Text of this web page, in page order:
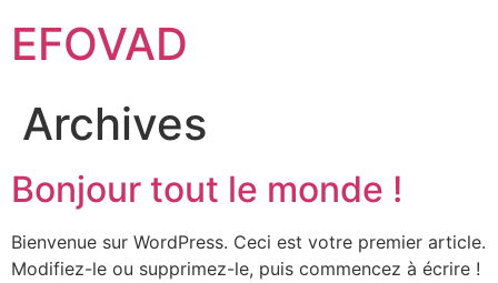
content
EFOVAD
Archives
Bonjour tout le monde !
Bienvenue sur WordPress. Ceci est votre premier article.
Modifiez-le ou supprimez-le, puis commencez à écrire !